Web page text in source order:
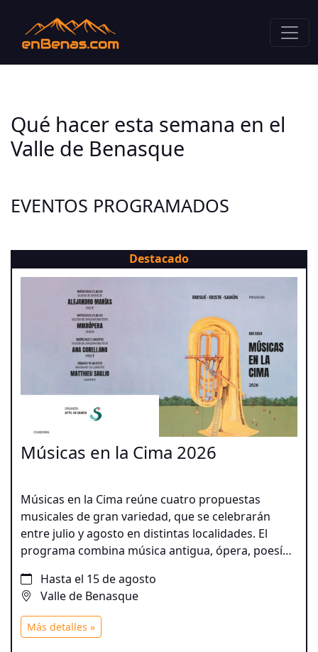
Qué hacer esta semana en el
Valle de Benasque
EVENTOS PROGRAMADOS
Destacado
Músicas en la Cima 2026
Músicas en la Cima reúne cuatro propuestas
musicales de gran variedad, que se celebrarán
entre julio y agosto en distintas localidades. El
programa combina música antigua, ópera, poesía y
innovadoras del violonchelista Matthieu Saglio y un
recorrido por distintas épocas y estilos de la mano
de Ana Corellano y Tomás Basavilbaso. Una
programación que acerca la música clásica y de
Hasta el 15 de agosto
Valle de Benasque
Más detalles »